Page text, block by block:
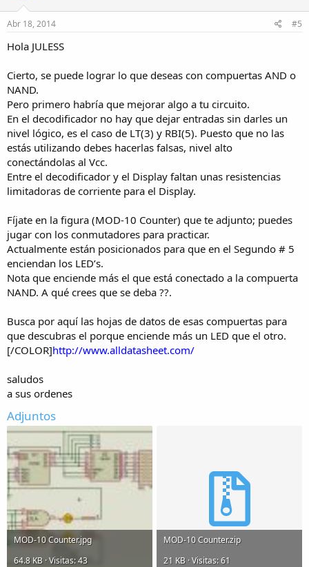
Abr 18, 2014 #5
Hola JULESS
Cierto, se puede lograr lo que deseas con compuertas AND o
NAND.
Pero primero habría que mejorar algo a tu circuito.
En el decodificador no hay que dejar entradas sin darles un
nivel lógico, es el caso de LT(3) y RBI(5). Puesto que no las
estás utilizando debes hacerlas falsas, nivel alto
conectándolas al Vcc.
Entre el decodificador y el Display faltan unas resistencias
limitadoras de corriente para el Display.
Fíjate en la figura (MOD-10 Counter) que te adjunto; puedes
jugar con los conmutadores para practicar.
Actualmente están posicionados para que en el Segundo # 5
enciendan los LED’s.
Nota que enciende más el que está conectado a la compuerta
NAND. A qué crees que se deba ??.
Busca por aquí las hojas de datos de esas compuertas para
que descubras el porque enciende más un LED que el otro.
[/COLOR]http://www.alldatasheet.com/
saludos
a sus ordenes
Adjuntos
MOD-10 Counter.jpg
64.8 KB · Visitas: 43
MOD-10 Counter.zip
21 KB · Visitas: 61